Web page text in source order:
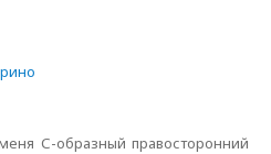
С-образный правосторонний